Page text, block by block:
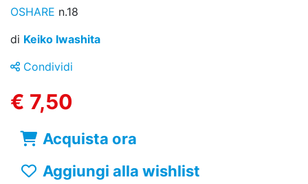
OSHARE n.18
di Keiko Iwashita
Condividi
€ 7,50
Acquista ora
Aggiungi alla wishlist